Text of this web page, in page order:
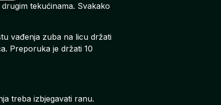
tekućinama. Svakako
vađenja zuba na licu držati
Preporuka je držati 10
treba izbjegavati ranu.